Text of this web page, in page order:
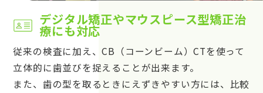
デジタル矯正やマウスピース型矯正治
療にも対応
従来の検査に加え、CB（コーンビーム）CTを使って
立体的に歯並びを捉えることが出来ます。
また、歯の型を取るときにえずきやすい方には、比較